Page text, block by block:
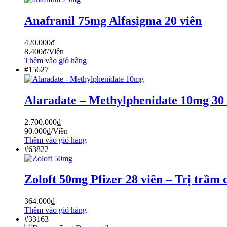
Anafranil 75mg Alfasigma 20 viên
420.000₫
8.400₫/Viên
Thêm vào giỏ hàng
#15627
Alaradate – Methylphenidate 10mg 30
2.700.000₫
90.000₫/Viên
Thêm vào giỏ hàng
#63822
Zoloft 50mg Pfizer 28 viên – Trị trầm
364.000₫
Thêm vào giỏ hàng
#33163